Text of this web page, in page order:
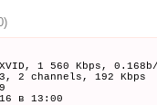
1 560 Kbps,
2 channels, 192 Kbps
в 13:00